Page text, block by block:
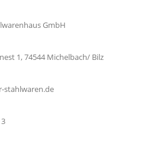
GmbH
1, 74544 Michelbach/ Bilz
stahlwaren.de